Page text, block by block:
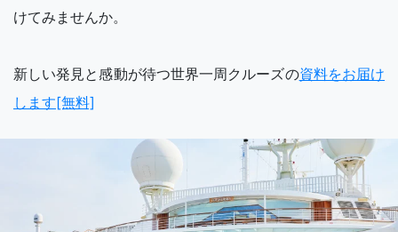
けてみませんか。
新しい発見と感動が待つ世界一周クルーズの資料をお届け
します[無料]